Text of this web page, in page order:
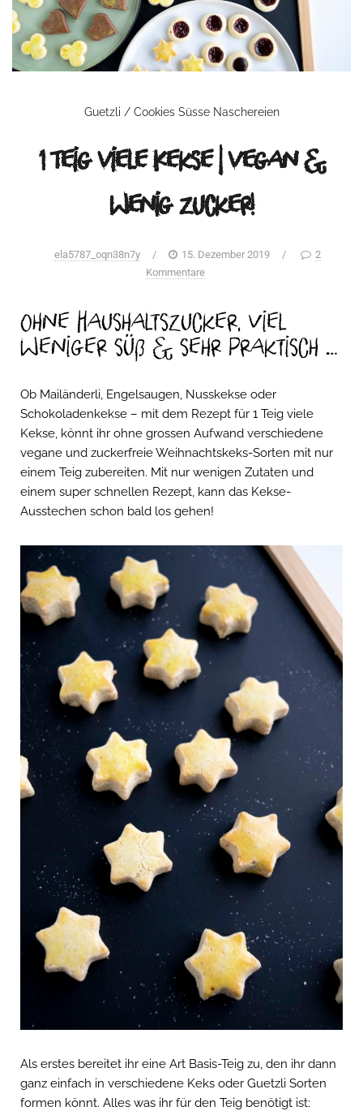
Guetzli / Cookies Süsse Naschereien
1 Teig viele Kekse | vegan &
wenig Zucker!
ela5787_oqn38n7y / 15. Dezember 2019 /
2
Kommentare
Ohne Haushaltszucker, viel
weniger süß & sehr praktisch …
Ob Mailänderli, Engelsaugen, Nusskekse oder
Schokoladenkekse – mit dem Rezept für 1 Teig viele
Kekse, könnt ihr ohne grossen Aufwand verschiedene
vegane und zuckerfreie Weihnachtskeks-Sorten mit nur
einem Teig zubereiten. Mit nur wenigen Zutaten und
einem super schnellen Rezept, kann das Kekse-
Ausstechen schon bald los gehen!
Als erstes bereitet ihr eine Art Basis-Teig zu, den ihr dann
ganz einfach in verschiedene Keks oder Guetzli Sorten
formen könnt. Alles was ihr für den Teig benötigt ist: